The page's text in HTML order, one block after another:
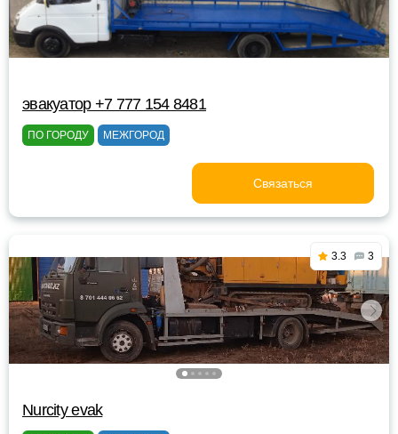
эвакуатор +7 777 154 8481
ПО ГОРОДУ МЕЖГОРОД
Связаться
3.3 3
Nurcity evak